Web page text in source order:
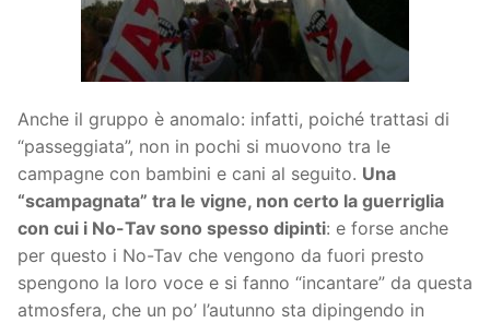
Anche il gruppo è anomalo: infatti, poiché trattasi di
“passeggiata”, non in pochi si muovono tra le
campagne con bambini e cani al seguito. Una
“scampagnata” tra le vigne, non certo la guerriglia
con cui i No-Tav sono spesso dipinti: e forse anche
per questo i No-Tav che vengono da fuori presto
spengono la loro voce e si fanno “incantare” da questa
atmosfera, che un po’ l’autunno sta dipingendo in